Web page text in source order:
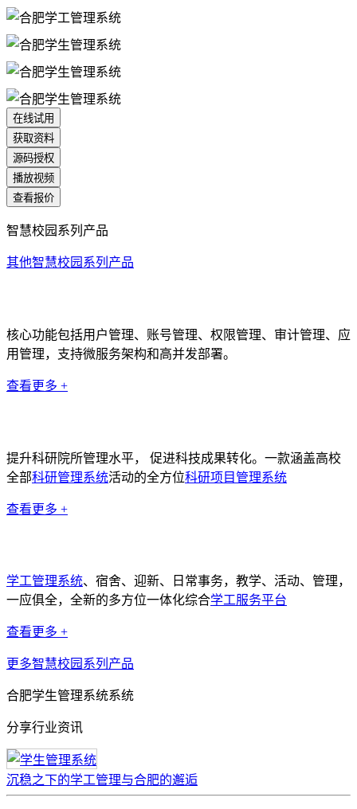
在线试用
获取资料
源码授权
播放视频
查看报价
智慧校园系列产品
其他智慧校园系列产品
核心功能包括用户管理、账号管理、权限管理、审计管理、应
用管理，支持微服务架构和高并发部署。
查看更多 +
提升科研院所管理水平， 促进科技成果转化。一款涵盖高校
全部科研管理系统活动的全方位科研项目管理系统
查看更多 +
学工管理系统、宿舍、迎新、日常事务，教学、活动、管理，
一应俱全，全新的多方位一体化综合学工服务平台
查看更多 +
更多智慧校园系列产品
合肥学生管理系统系统
分享行业资讯
沉稳之下的学工管理与合肥的邂逅